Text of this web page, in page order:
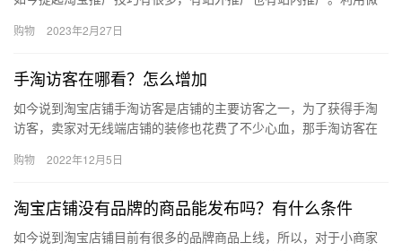
推广…
购物 2023年2月27日
手淘访客在哪看？怎么增加
如今说到淘宝店铺手淘访客是店铺的主要访客之一，为了获得手淘
访客，卖家对无线端店铺的装修也花费了不少心血，那手淘访客在
卖家…
购物 2022年12月5日
淘宝店铺没有品牌的商品能发布吗？有什么条件
如今说到淘宝店铺目前有很多的品牌商品上线，所以，对于小商家